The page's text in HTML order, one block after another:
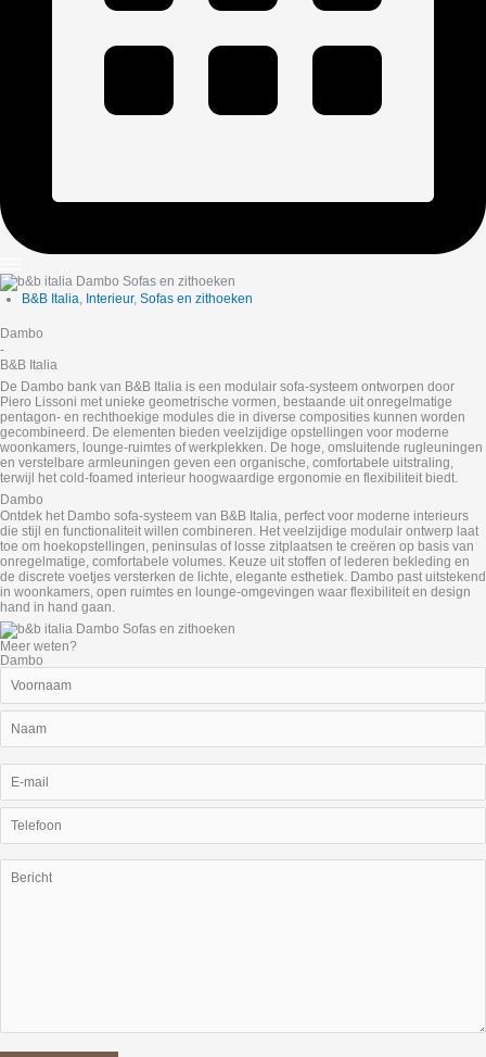
B&B Italia, Interieur, Sofas en zithoeken
Dambo
-
B&B Italia
De Dambo bank van B&B Italia is een modulair sofa-systeem ontworpen door
Piero Lissoni met unieke geometrische vormen, bestaande uit onregelmatige
pentagon- en rechthoekige modules die in diverse composities kunnen worden
gecombineerd. De elementen bieden veelzijdige opstellingen voor moderne
woonkamers, lounge-ruimtes of werkplekken. De hoge, omsluitende rugleuningen
en verstelbare armleuningen geven een organische, comfortabele uitstraling,
terwijl het cold-foamed interieur hoogwaardige ergonomie en flexibiliteit biedt.
Dambo
Ontdek het Dambo sofa-systeem van B&B Italia, perfect voor moderne interieurs
die stijl en functionaliteit willen combineren. Het veelzijdige modulair ontwerp laat
toe om hoekopstellingen, peninsulas of losse zitplaatsen te creëren op basis van
onregelmatige, comfortabele volumes. Keuze uit stoffen of lederen bekleding en
de discrete voetjes versterken de lichte, elegante esthetiek. Dambo past uitstekend
in woonkamers, open ruimtes en lounge-omgevingen waar flexibiliteit en design
hand in hand gaan.
Meer weten?
Dambo